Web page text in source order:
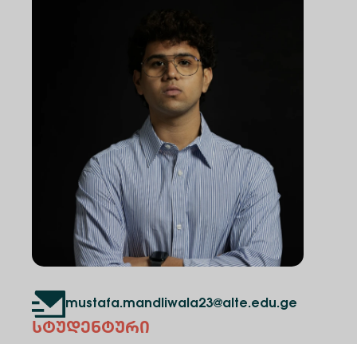
mustafa.mandliwala23@alte.edu.ge
სტუდენტური